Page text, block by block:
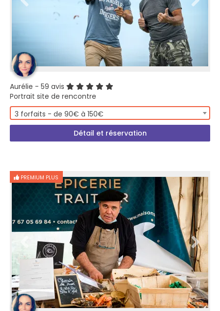
Aurélie - 59 avis
Portrait site de rencontre
3 forfaits - de 90€ à 150€
Détail et réservation
PREMIUM PLUS